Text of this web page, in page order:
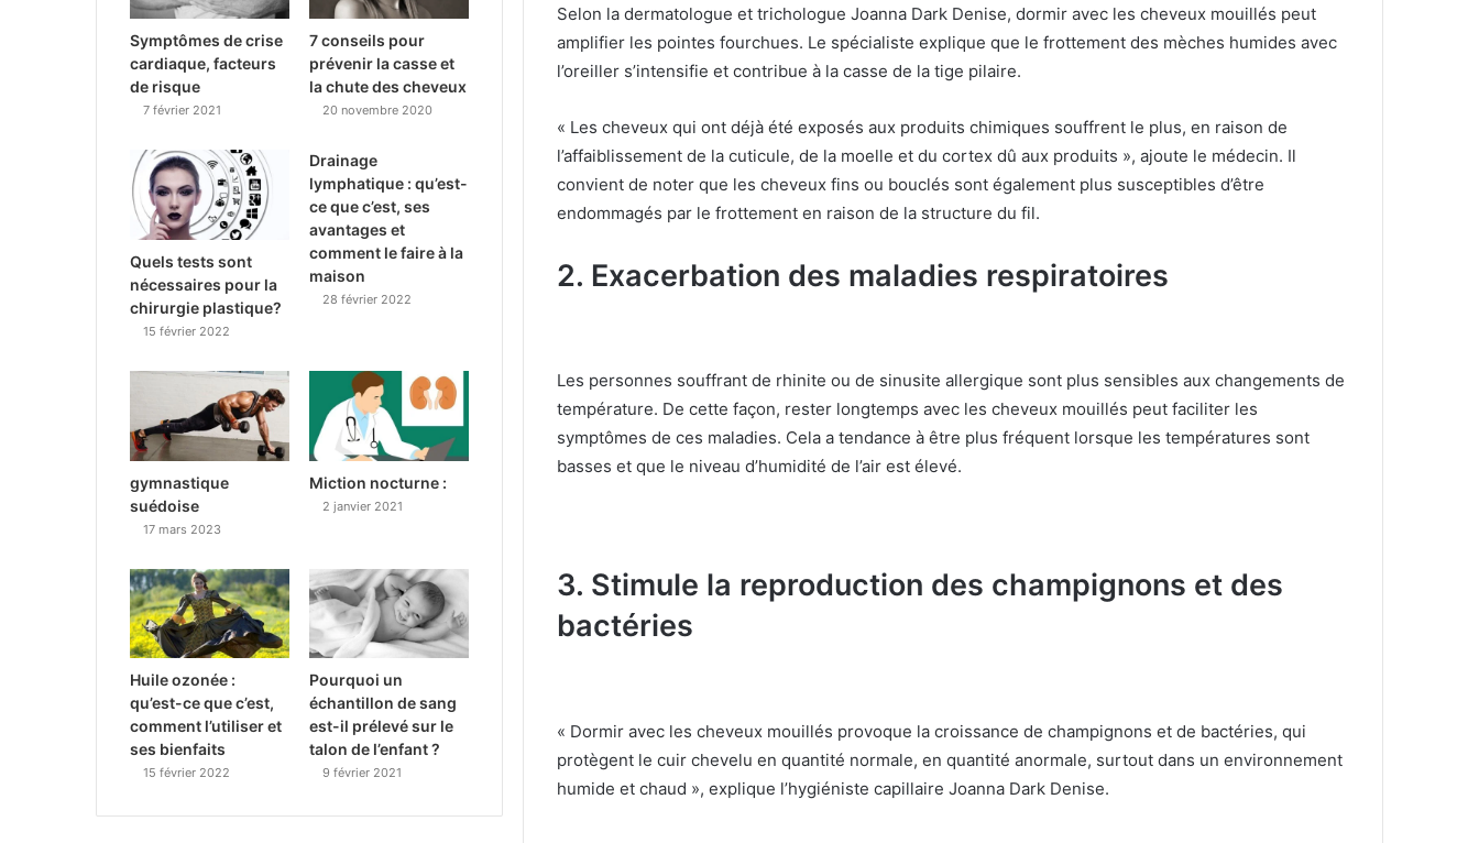
Selon la dermatologue et trichologue Joanna Dark Denise, dormir avec les cheveux mouillés peut
amplifier les pointes fourchues. Le spécialiste explique que le frottement des mèches humides avec
l’oreiller s’intensifie et contribue à la casse de la tige pilaire.
« Les cheveux qui ont déjà été exposés aux produits chimiques souffrent le plus, en raison de
l’affaiblissement de la cuticule, de la moelle et du cortex dû aux produits », ajoute le médecin. Il
convient de noter que les cheveux fins ou bouclés sont également plus susceptibles d’être
endommagés par le frottement en raison de la structure du fil.
2. Exacerbation des maladies respiratoires
Les personnes souffrant de rhinite ou de sinusite allergique sont plus sensibles aux changements de
température. De cette façon, rester longtemps avec les cheveux mouillés peut faciliter les
symptômes de ces maladies. Cela a tendance à être plus fréquent lorsque les températures sont
basses et que le niveau d’humidité de l’air est élevé.
3. Stimule la reproduction des champignons et des
bactéries
« Dormir avec les cheveux mouillés provoque la croissance de champignons et de bactéries, qui
protègent le cuir chevelu en quantité normale, en quantité anormale, surtout dans un environnement
humide et chaud », explique l’hygiéniste capillaire Joanna Dark Denise.
Symptômes de crise
cardiaque, facteurs
de risque
7 février 2021
7 conseils pour
prévenir la casse et
la chute des cheveux
20 novembre 2020
Quels tests sont
nécessaires pour la
chirurgie plastique?
15 février 2022
Drainage
lymphatique : qu’est-
ce que c’est, ses
avantages et
comment le faire à la
maison
28 février 2022
gymnastique
suédoise
17 mars 2023
Miction nocturne :
2 janvier 2021
Huile ozonée :
qu’est-ce que c’est,
comment l’utiliser et
ses bienfaits
15 février 2022
Pourquoi un
échantillon de sang
est-il prélevé sur le
talon de l’enfant ?
9 février 2021